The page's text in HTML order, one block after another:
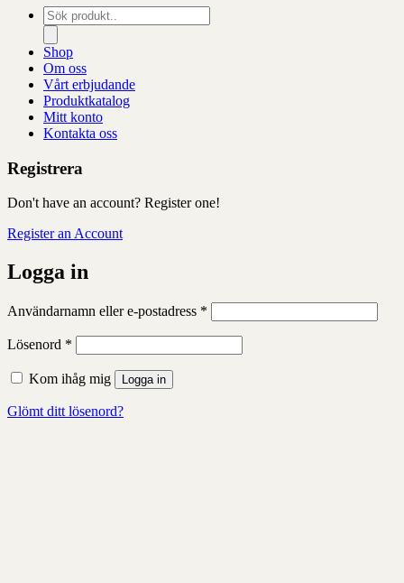
Produktsökning
Shop
Om oss
Vårt erbjudande
Produktkatalog
Mitt konto
Kontakta oss
Registrera
Don't have an account? Register one!
Register an Account
Logga in
Användarnamn eller e-postadress *
Lösenord *
Kom ihåg mig Logga in
Glömt ditt lösenord?